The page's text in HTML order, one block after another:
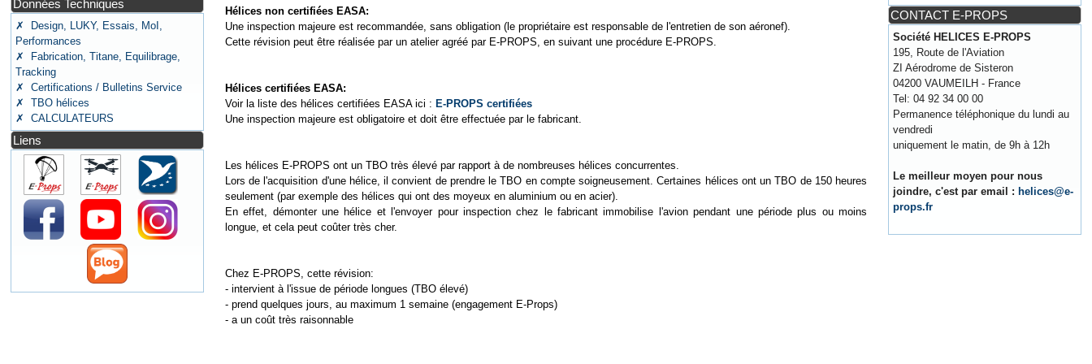
Données Techniques
✗ Design, LUKY, Essais, MoI,
Performances
✗ Fabrication, Titane, Equilibrage,
Tracking
✗ Certifications / Bulletins Service
✗ TBO hélices
✗ CALCULATEURS
Liens
Hélices non certifiées EASA:
Une inspection majeure est recommandée, sans obligation (le propriétaire est responsable de l'entretien de son aéronef).
Cette révision peut être réalisée par un atelier agréé par E-PROPS, en suivant une procédure E-PROPS.
Hélices certifiées EASA:
Voir la liste des hélices certifiées EASA ici : E-PROPS certifiées
Une inspection majeure est obligatoire et doit être effectuée par le fabricant.
Les hélices E-PROPS ont un TBO très élevé par rapport à de nombreuses hélices concurrentes.
Lors de l'acquisition d'une hélice, il convient de prendre le TBO en compte soigneusement. Certaines hélices ont un TBO de 150 heures
seulement (par exemple des hélices qui ont des moyeux en aluminium ou en acier).
En effet, démonter une hélice et l'envoyer pour inspection chez le fabricant immobilise l'avion pendant une période plus ou moins
longue, et cela peut coûter très cher.
Chez E-PROPS, cette révision:
- intervient à l'issue de période longues (TBO élevé)
- prend quelques jours, au maximum 1 semaine (engagement E-Props)
- a un coût très raisonnable
CONTACT E-PROPS
Société HELICES E-PROPS
195, Route de l'Aviation
ZI Aérodrome de Sisteron
04200 VAUMEILH - France
Tel: 04 92 34 00 00
Permanence téléphonique du lundi au
vendredi
uniquement le matin, de 9h à 12h
Le meilleur moyen pour nous
joindre, c'est par email : helices@e-
props.fr